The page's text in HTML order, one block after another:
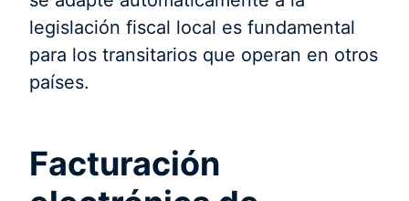
legislación fiscal local es fundamental
para los transitarios que operan en otros
países.
Facturación